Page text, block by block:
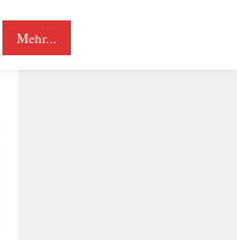
Mehr...